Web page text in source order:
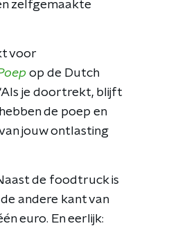
zelfgemaakte
voor
op de Dutch
"Als je doortrekt, blijft
de poep en
jouw ontlasting
de foodtruck is
andere kant van
euro. En eerlijk: